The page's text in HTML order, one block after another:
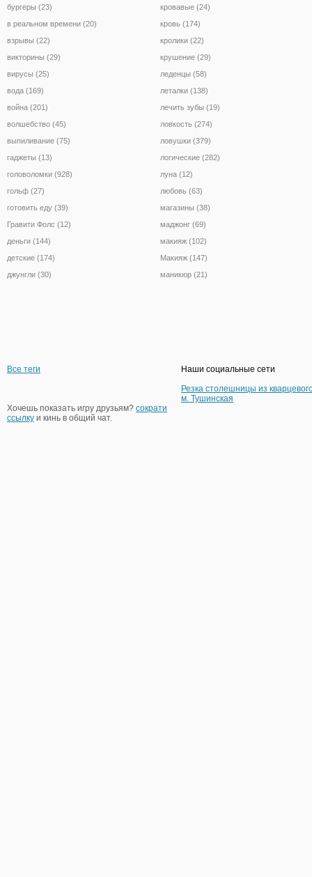
бургеры (23)
в реальном времени (20)
взрывы (22)
викторины (29)
вирусы (25)
вода (169)
война (201)
волшебство (45)
выпиливание (75)
гаджеты (13)
головоломки (928)
гольф (27)
готовить еду (39)
Гравити Фолс (12)
деньги (144)
детские (174)
джунгли (30)
кровавые (24)
кровь (174)
кролики (22)
крушение (29)
леденцы (58)
леталки (138)
лечить зубы (19)
ловкость (274)
ловушки (379)
логические (282)
луна (12)
любовь (63)
магазины (38)
маджонг (69)
макияж (102)
Макияж (147)
маникюр (21)
Все теги
Наши социальные сети
Резка столешницы из
м. Тушинская
Хочешь показать игру друзьям? сократи
ссылку и кинь в общий чат.